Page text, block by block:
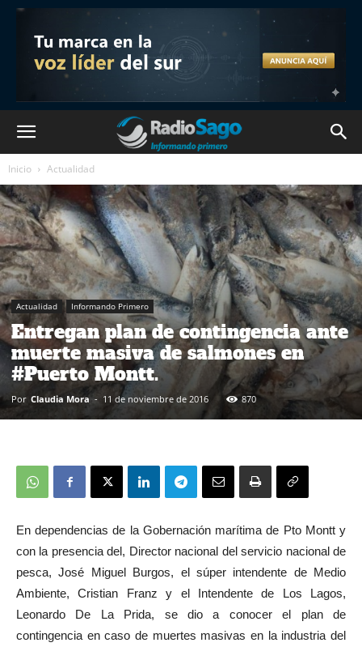
Inicio Actualidad
Actualidad Informando Primero
Entregan plan de contingencia ante
muerte masiva de salmones en
#Puerto Montt.
Por Claudia Mora - 11 de noviembre de 2016 870
En dependencias de la Gobernación marítima de Pto Montt y
con la presencia del, Director nacional del servicio nacional de
pesca, José Miguel Burgos, el súper intendente de Medio
Ambiente, Cristian Franz y el Intendente de Los Lagos,
Leonardo De La Prida, se dio a conocer el plan de
contingencia en caso de muertes masivas en la industria del